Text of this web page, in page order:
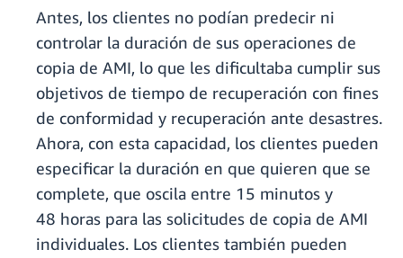
Antes, los clientes no podían predecir ni
controlar la duración de sus operaciones de
copia de AMI, lo que les dificultaba cumplir sus
objetivos de tiempo de recuperación con fines
de conformidad y recuperación ante desastres.
Ahora, con esta capacidad, los clientes pueden
especificar la duración en que quieren que se
complete, que oscila entre 15 minutos y
48 horas para las solicitudes de copia de AMI
individuales. Los clientes también pueden